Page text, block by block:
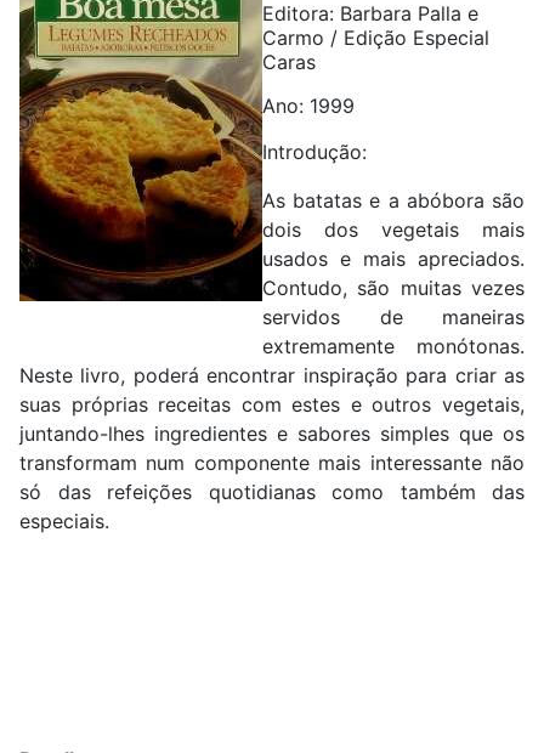
Editora: Barbara Palla e
Carmo / Edição Especial
Caras
Ano: 1999
Introdução:
As batatas e a abóbora são
dois dos vegetais mais
usados e mais apreciados.
Contudo, são muitas vezes
servidos de maneiras
extremamente monótonas.
Neste livro, poderá encontrar inspiração para criar as
suas próprias receitas com estes e outros vegetais,
juntando-lhes ingredientes e sabores simples que os
transformam num componente mais interessante não
só das refeições quotidianas como também das
especiais.